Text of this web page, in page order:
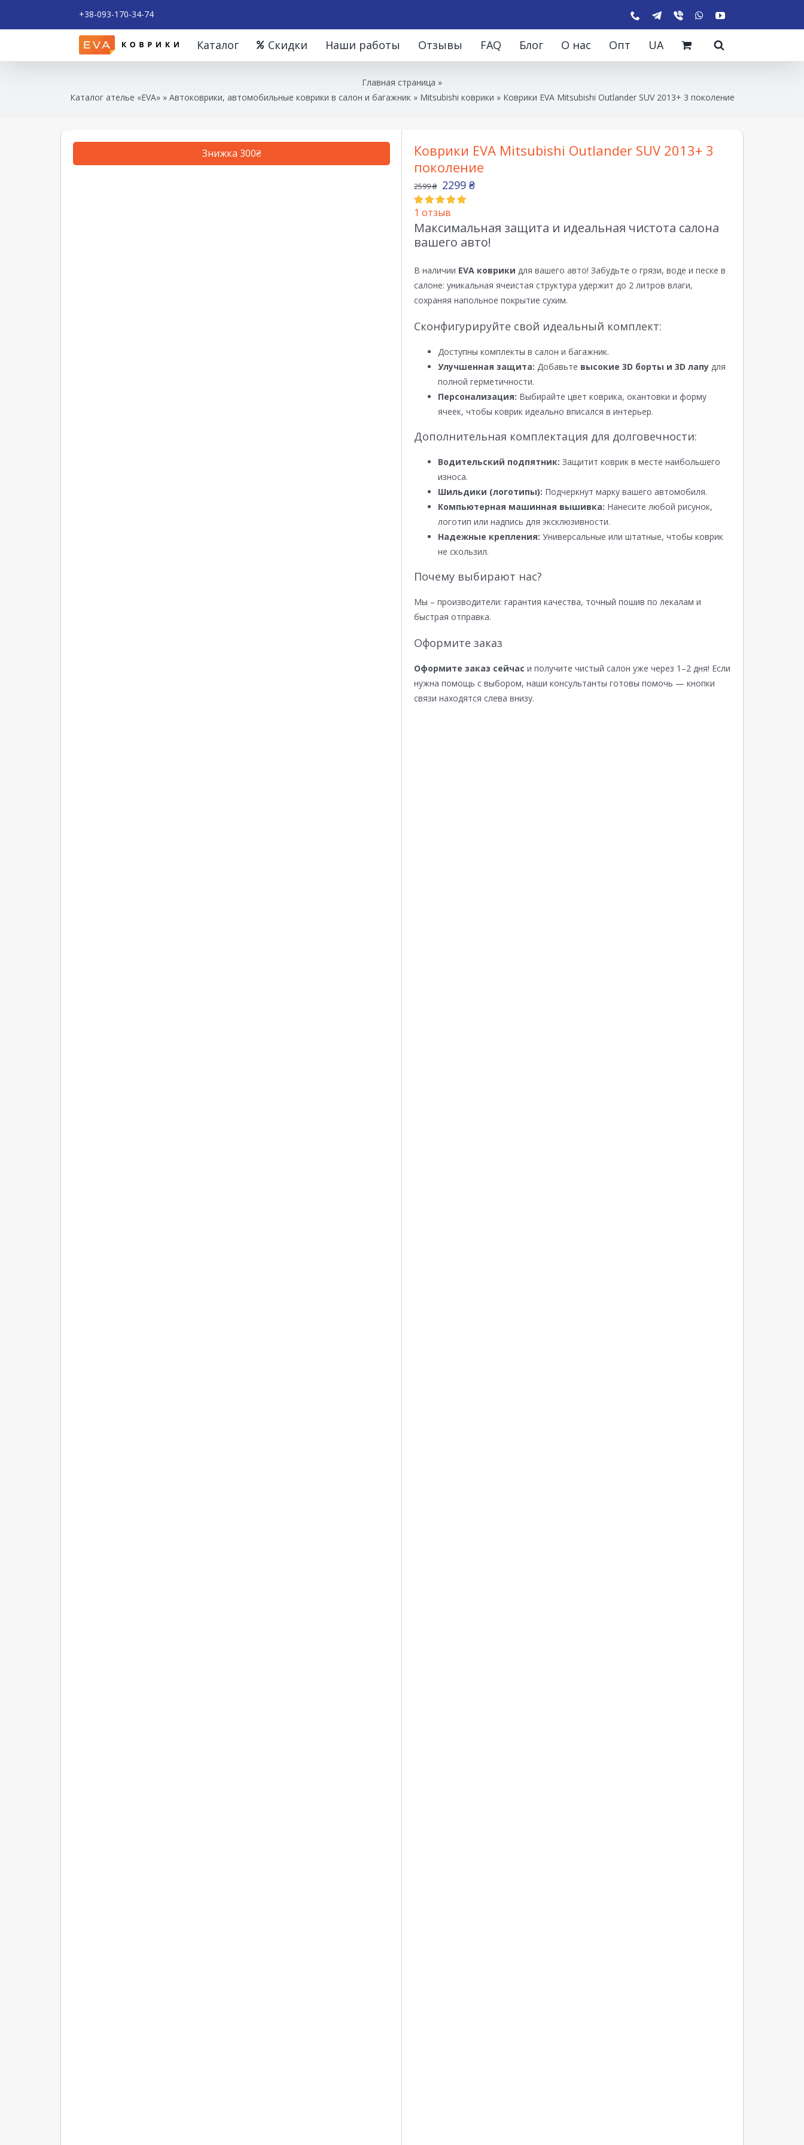
+38-093-170-34-74
Каталог Скидки Наши работы Отзывы FAQ Блог О нас Опт UA
Главная страница »
Каталог ателье «EVA»» Автоковрики, автомобильные коврики в салон и багажник » Mitsubishi коврики » Коврики EVA Mitsubishi Outlander SUV 2013+ 3 поколение
Знижка 300₴
Коврики EVA Mitsubishi Outlander SUV 2013+ 3
поколение
2599₴ 2299 ₴
1 отзыв
Максимальная защита и идеальная чистота салона
вашего авто!
В наличии EVA коврики для вашего авто! Забудьте о грязи, воде и песке в
салоне: уникальная ячеистая структура удержит до 2 литров влаги,
сохраняя напольное покрытие сухим.
Сконфигурируйте свой идеальный комплект:
Доступны комплекты в салон и багажник.
Улучшенная защита: Добавьте высокие 3D борты и 3D лапу для
полной герметичности.
Персонализация: Выбирайте цвет коврика, окантовки и форму
ячеек, чтобы коврик идеально вписался в интерьер.
Дополнительная комплектация для долговечности:
Водительский подпятник: Защитит коврик в месте наибольшего
износа.
Шильдики (логотипы): Подчеркнут марку вашего автомобиля.
Компьютерная машинная вышивка: Нанесите любой рисунок,
логотип или надпись для эксклюзивности.
Надежные крепления: Универсальные или штатные, чтобы коврик
не скользил.
Почему выбирают нас?
Мы – производители: гарантия качества, точный пошив по лекалам и
быстрая отправка.
Оформите заказ
Оформите заказ сейчас и получите чистый салон уже через 1–2 дня! Если
нужна помощь с выбором, наши консультанты готовы помочь — кнопки
связи находятся слева внизу.